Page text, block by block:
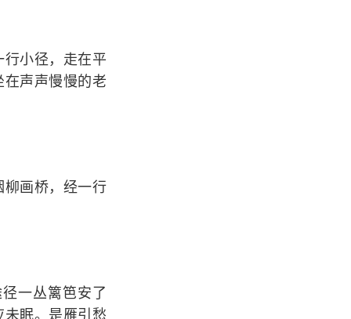
小径，走在平
声声慢慢的老
画桥，经一行
一丛篱笆安了
眠。是雁引愁